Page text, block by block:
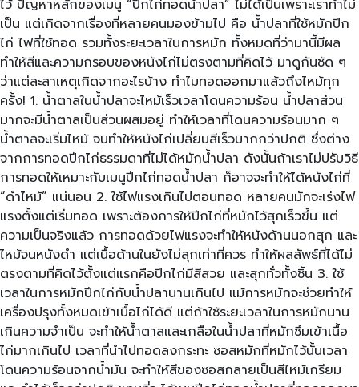
ไว้ ปัญหาหลักของเมนู “ปีกไก่ทอดน้ำปลา” ไม่ได้เป็นเพราะเราทำไม่
เป็น แต่เกิดจากเรื่องที่หลายคนมองข้ามไป คือ น้ำปลาที่ใช้หมักปีก
ไก่ ไฟที่ใช้ทอด รวมทั้งระยะเวลาในการหมัก ทั้งหมดที่ว่ามานี้มีผล
ทำให้สีและความกรอบของหนังไก่ไม่ตรงตามที่คิดไว้ มาดูกันชัด ๆ
ว่าแต่ละสาเหตุเกิดจากอะไรบ้าง ทำไมทอดออกมาแล้วถึงไหม้ทุก
ครั้ง! 1. น้ำตาลในน้ำปลาจะไหม้เร็วเวลาโดนความร้อน น้ำปลาส่วน
มากจะมีน้ำตาลเป็นส่วนผสมอยู่ ทำให้เวลาที่โดนความร้อนมาก ๆ
น้ำตาลจะเริ่มไหม้ จนทำให้หนังไก่เปลี่ยนสีเร็วมากกว่าปกติ ซึ่งต่าง
จากการทอดปีกไก่ธรรมดาที่ไม่ได้หมักน้ำปลา ดังนั้นถ้าเราไม่ปรับวิธี
การทอดให้เหมาะกับเมนูปีกไก่ทอดน้ำปลา ก็อาจจะทำให้ได้หนังไก่ที่
“ดำไหม้” แน่นอน 2. ใช้ไฟแรงเกินไปตอนทอด หลายคนมักจะเร่งไฟ
แรงตั้งแต่เริ่มทอด เพราะต้องการให้ปีกไก่ที่หมักไว้สุกเร็วขึ้น แต่
ความเป็นจริงแล้ว การทอดด้วยไฟแรงจะทำให้หนังด้านนอกสุก และ
ไหม้จนหนังดำ แต่เนื้อด้านในยังไม่สุกเท่าที่ควร ทำให้ผลลัพธ์ที่ได้ไม่
ตรงตามที่คิดไว้ตั้งแต่แรกคือปีกไก่มีสีสวย และสุกทั่วทั้งชิ้น 3. ใช้
เวลาในการหมักปีกไก่กับน้ำปลานานเกินไป แม้การหมักจะช่วยทำให้
เครื่องปรุงทั้งหมดเข้าเนื้อไก่ได้ดี แต่ถ้าใช้ระยะเวลาในการหมักนาน
เกินความจำเป็น จะทำให้น้ำตาลและเกลือในน้ำปลาที่หมักซึมเข้าเนื้อ
ไก่มากเกินไป เวลาที่นำไปทอดลงกระทะ ซอสหมักที่หมักไว้นั้นเวลา
โดนความร้อนจากน้ำมัน จะทำให้สีของซอสกลายเป็นสีไหม้เกรียม